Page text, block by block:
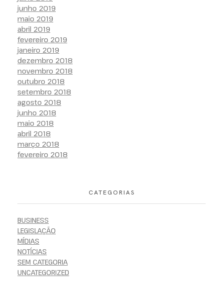
junho 2019
maio 2019
abril 2019
fevereiro 2019
janeiro 2019
dezembro 2018
novembro 2018
outubro 2018
setembro 2018
agosto 2018
junho 2018
maio 2018
abril 2018
março 2018
fevereiro 2018
CATEGORIAS
BUSINESS
LEGISLAÇÃO
MÍDIAS
NOTÍCIAS
SEM CATEGORIA
UNCATEGORIZED